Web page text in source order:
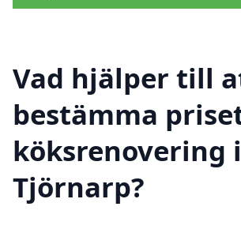
Vad hjälper till
bestämma
köksrenovering i
Tjörnarp?